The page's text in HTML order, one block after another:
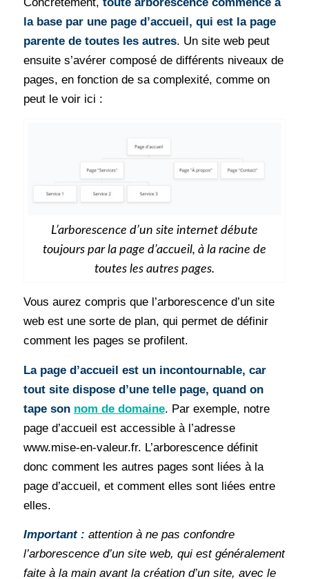
la base par une page d’accueil, qui est la page
parente de toutes les autres. Un site web peut
ensuite s’avérer composé de différents niveaux de
pages, en fonction de sa complexité, comme on
peut le voir ici :
L’arborescence d’un site internet débute
toujours par la page d’accueil, à la racine de
toutes les autres pages.
Vous aurez compris que l’arborescence d’un site
web est une sorte de plan, qui permet de définir
comment les pages se profilent.
La page d’accueil est un incontournable, car
tout site dispose d’une telle page, quand on
tape son nom de domaine. Par exemple, notre
page d’accueil est accessible à l’adresse
www.mise-en-valeur.fr. L’arborescence définit
donc comment les autres pages sont liées à la
page d’accueil, et comment elles sont liées entre
elles.
Important : attention à ne pas confondre
l’arborescence d’un site web, qui est généralement
faite à la main avant la création d’un site, avec le